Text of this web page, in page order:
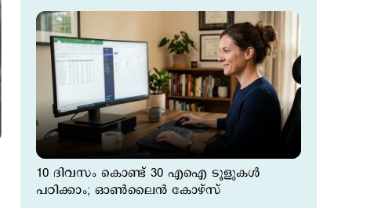
10 ദിവസം കൊണ്ട് 30 എഐ ടൂളുകള്‍
പഠിക്കാം; ഓൺലൈൻ കോഴ്സ്